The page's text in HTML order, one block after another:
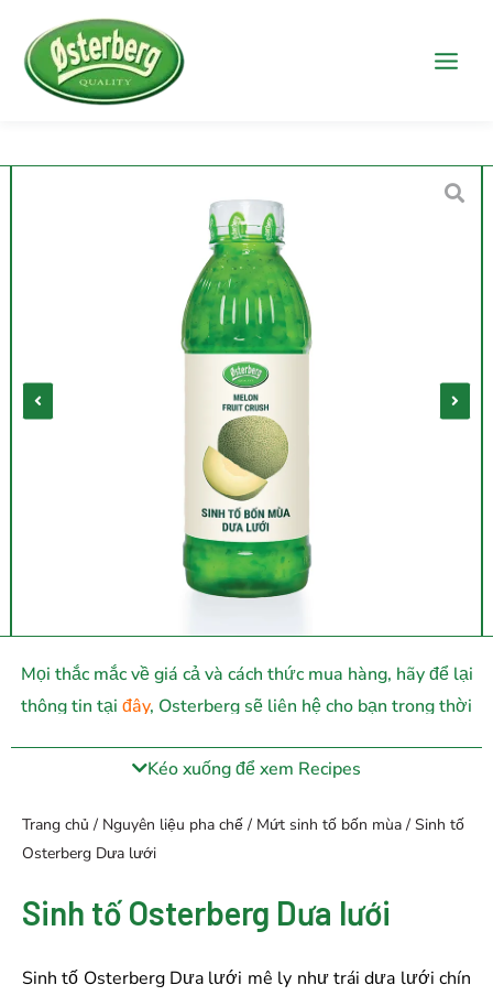
Mọi thắc mắc về giá cả và cách thức mua hàng, hãy để lại
thông tin tại đây, Osterberg sẽ liên hệ cho bạn trong thời
Kéo xuống để xem Recipes
Trang chủ / Nguyên liệu pha chế/ Mứt sinh tố bốn mùa/ Sinh tố
Osterberg Dưa lưới
Sinh tố Osterberg Dưa lưới
Sinh tố Osterberg Dưa lưới mê ly như trái dưa lưới chín